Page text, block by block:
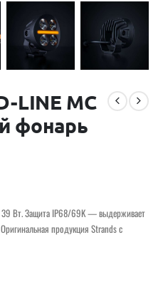
LINE MC
фонарь
Вт. Защита IP68/69K — выдерживает
продукция Strands с